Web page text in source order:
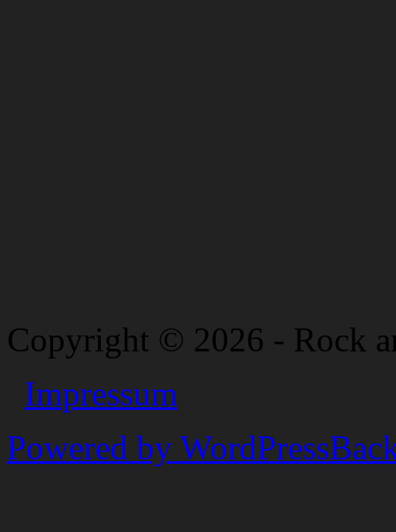
Copyright © 2026 - Rock
Impressum
Powered by WordPress